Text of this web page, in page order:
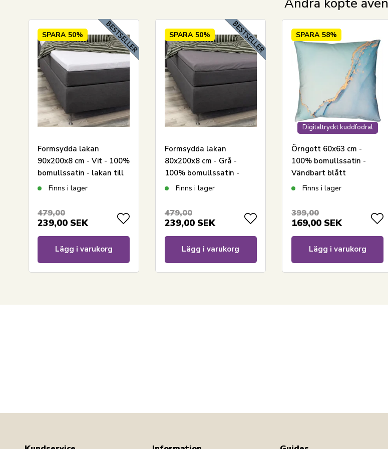
LÄGG I VARUKORGEN
Har du frågor om produkten?
SPARA 50%
Formsydda lakan
90x200x8 cm - Vit - 100%
bomullssatin - lakan till
bäddmadrass
Finns i lager
479,00
239,00 SEK
Lägg i varukorg
SPARA 50%
Formsydda lakan
80x200x8 cm - Grå -
100% bomullssatin -
lakan till bäddmadrass
Finns i lager
479,00
239,00 SEK
Lägg i varukorg
SPARA 58%
Digitaltryckt kuddfodral
Örngott 60x63 cm -
100% bomullssatin -
Vändbart blått
marmorerat design
Finns i lager
399,00
169,00 SEK
Lägg i varukorg